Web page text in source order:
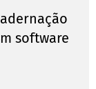
software